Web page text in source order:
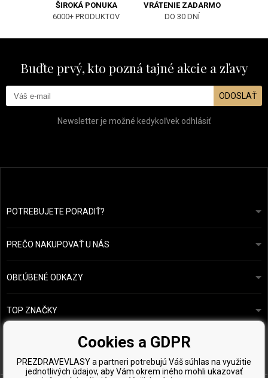
ŠIROKÁ PONUKA
6000+ PRODUKTOV
VRÁTENIE ZADARMO
DO 30 DNÍ
Buďte prvý, kto pozná tajné akcie a zľavy
ODOSLAŤ
Newsletter je možné kedykoľvek odhlásiť
POTREBUJETE PORADIŤ?info@prozdravevlasy.cz
Odpovieme do 24 hodín.
PREČO NAKUPOVAŤ U NÁS
Obchodní podmínky
Ochrana osobních údajů
Přehled plateb a dopravy
OBĽÚBENÉ ODKAZY
Náš příběh
Vzorky zdarma
TOP ZNAČKY
Kérastase
Wella Professionals
Zenz Organic
Cookies a GDPR
PREZDRAVEVLASY a partneri potrebujú Váš súhlas na využitie
jednotlivých údajov, aby Vám okrem iného mohli ukazovať